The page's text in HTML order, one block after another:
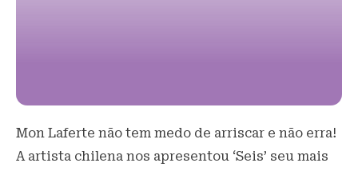
Mon Laferte não tem medo de arriscar e não erra!
A artista chilena nos apresentou ‘Seis’ seu mais